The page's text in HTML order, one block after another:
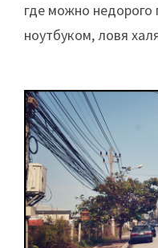
где можно недорого
ноутбуком, ловя